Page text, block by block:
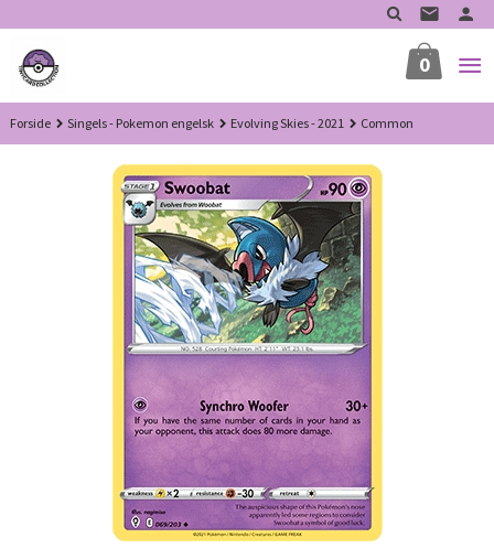
til
innholdet
0
Forside Singels - Pokemon engelsk Evolving Skies - 2021 Common